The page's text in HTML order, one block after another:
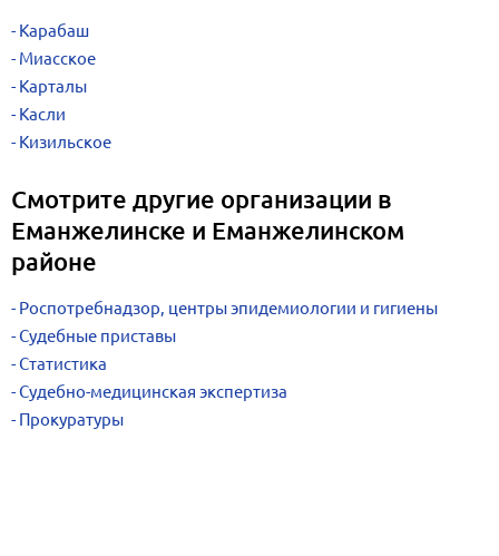
Карабаш
Миасское
Карталы
Касли
Кизильское
Смотрите другие организации в
Еманжелинске и Еманжелинском
районе
Роспотребнадзор, центры эпидемиологии и гигиены
Судебные приставы
Статистика
Судебно-медицинская экспертиза
Прокуратуры